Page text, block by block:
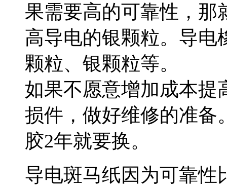
果需要高的可靠性，那
高导电的银颗粒。导电
颗粒、银颗粒等。
如果不愿意增加成本提
损件，做好维修的准备
胶2年就要换。
导电斑马纸因为可靠性